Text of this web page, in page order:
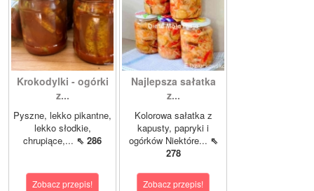
Krokodylki - ogórki
z...
Pyszne, lekko pikantne,
lekko słodkie,
chrupiące,... ⇖ 286
Zobacz przepis!
Najlepsza sałatka
z...
Kolorowa sałatka z
kapusty, papryki i
ogórków Niektóre... ⇖
278
Zobacz przepis!